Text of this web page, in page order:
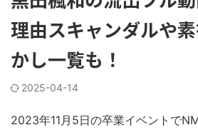
理由スキャンダルや
かし一覧も！
2025-04-14
2023年11月5日の卒業イベントで